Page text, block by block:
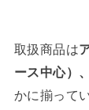
取扱商品は
ース中心）
かに揃って